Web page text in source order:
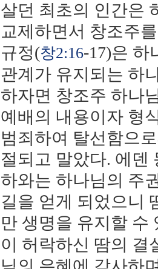
살던 최초의 인간은
교제하면서 창조주
규정(창2:16-17)은 하
관계가 유지되는 하
하자면 창조주 하나
예배의 내용이자 형
범죄하여 탈선함으
절되고 말았다. 에덴
하와는 하나님의 주
길을 얻게 되었으니
만 생명을 유지할 수
이 허락하신 땀의 결